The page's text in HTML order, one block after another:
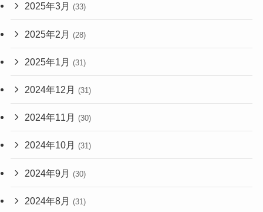
2025年3月 (33)
2025年2月 (28)
2025年1月 (31)
2024年12月 (31)
2024年11月 (30)
2024年10月 (31)
2024年9月 (30)
2024年8月 (31)